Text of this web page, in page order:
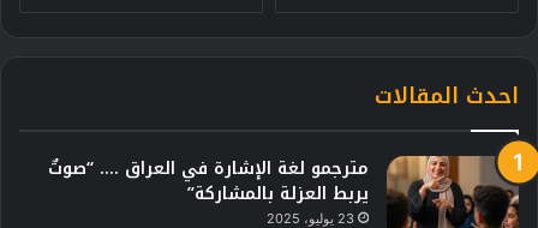
احدث المقالات
مترجمو لغة الإشارة في العراق …. “صوتٌ
يربط العزلة بالمشاركة”
23 يوليو، 2025